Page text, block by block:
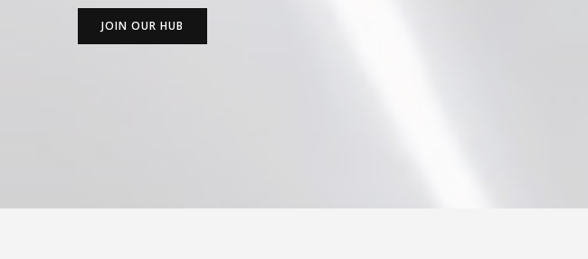
JOIN OUR HUB